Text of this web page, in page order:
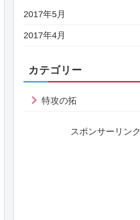
2017年5月
2017年4月
カテゴリー
特攻の拓
スポンサーリンク